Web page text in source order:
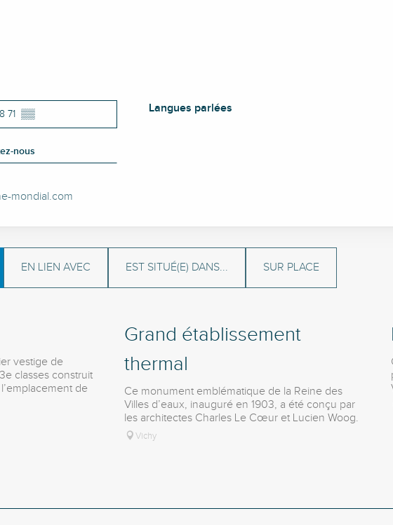
71 ▒▒
nous
mondial.com
Langues parlées
Langues parlées
EN LIEN AVEC EST SITUÉ(E) DANS... SUR PLACE
vestige de
classes construit
de
Grand établissement
thermal
Ce monument emblématique de la Reine des
Villes d’eaux, inauguré en 1903, a été conçu par
les architectes Charles Le Cœur et Lucien Woog.
Vichy